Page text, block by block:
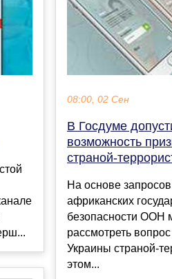
08:00, 02 Сен
В Госдуме
возможность
страной-
На основе
африканских
безопасности ООН
рассмотреть
Украины страной-
этом...